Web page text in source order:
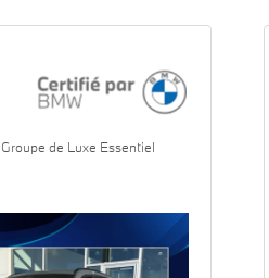
de Luxe Essentiel